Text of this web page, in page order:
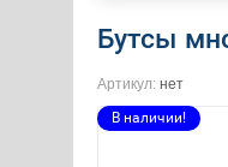
Бутсы
Артикул: нет
В наличии!